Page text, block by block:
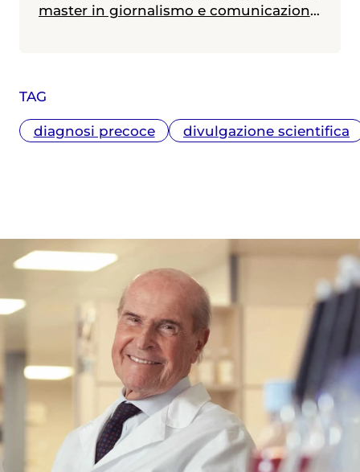
TAG
diagnosi precoce divulgazione scientifica
master in giornalismo e comunicazione
Scientifica della Fondazione Umberto
Veronesi, oltre che scrittrice di libri per
bambini e ragazzi.